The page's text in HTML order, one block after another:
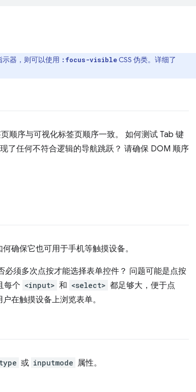
器，则可以使用 :focus-visible CSS 伪类。详细了
顺序与可视化标签页顺序一致。 如何测试 Tab 键
了任何不符合逻辑的导航跳跃？ 请确保 DOM 顺序
确保它也可用于手机等触摸设备。
须多次点按才能选择表单控件？ 问题可能是点按
每个 <input> 和 <select> 都足够大，便于点
在触摸设备上浏览表单。
type 或 inputmode 属性。